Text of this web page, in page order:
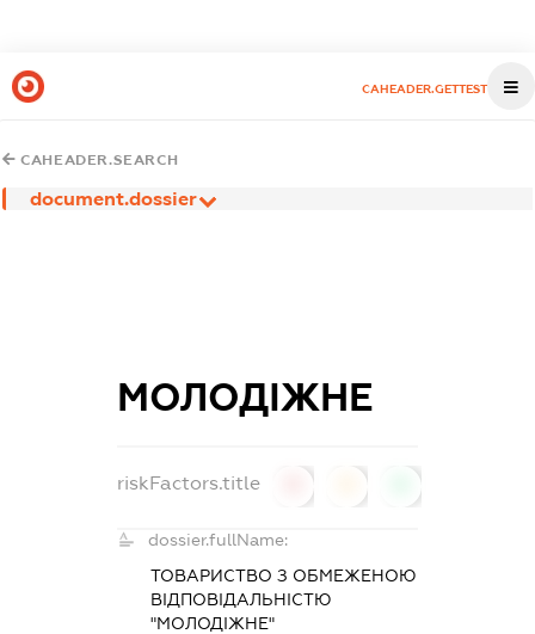
CAHEADER.GETTEST
CAHEADER.SEARCH
document.dossier
МОЛОДІЖНЕ
riskFactors.title
dossier.fullName:
ТОВАРИСТВО З ОБМЕЖЕНОЮ
ВІДПОВІДАЛЬНІСТЮ
"МОЛОДІЖНЕ"